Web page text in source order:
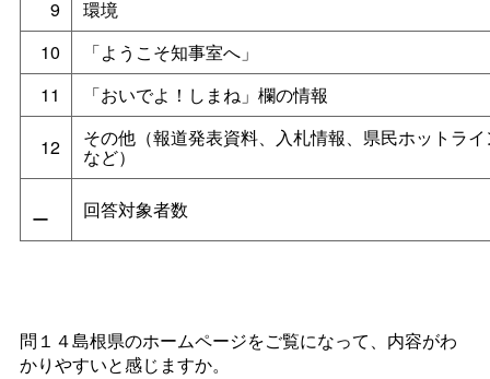
9
環境
10
「ようこそ知事室へ」
11
「おいでよ！しまね」欄の情報
12 その他（報道発表資料、入札情報、県民ホットライ
など）
ー 回答対象者数
問１４島根県のホームページをご覧になって、内容がわ
かりやすいと感じますか。